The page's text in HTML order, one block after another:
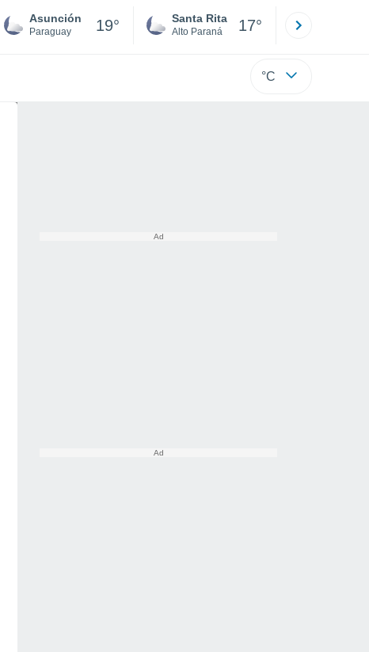
Asunción
Paraguay 19° Santa Rita
Alto Paraná 17°
°C